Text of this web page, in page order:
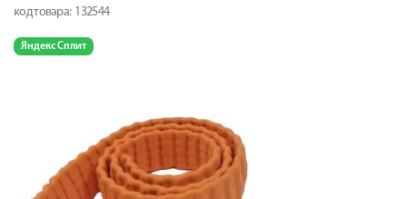
код товара: 132544
Яндекс Сплит